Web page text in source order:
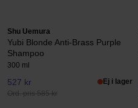
Shu Uemura
Yubi Blonde Anti-Brass Purple
Shampoo
300 ml
527 kr
Ord. pris 585 kr
Ej i lager